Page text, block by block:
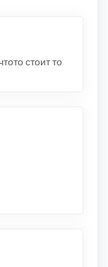
стоит то